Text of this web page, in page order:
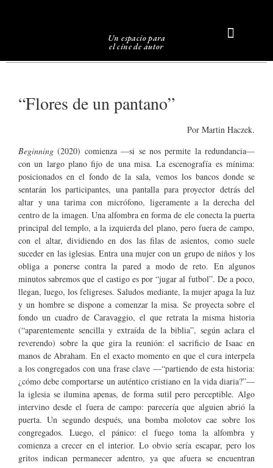
Un espacio para
el cine de autor
“Flores de un pantano”
Por Martin Haczek.
Beginning (2020) comienza —si se nos permite la redundancia—
con un largo plano fijo de una misa. La escenografía es mínima:
posicionados en el fondo de la sala, vemos los bancos donde se
sentarán los participantes, una pantalla para proyector detrás del
altar y una tarima con micrófono, ligeramente a la derecha del
centro de la imagen. Una alfombra en forma de ele conecta la puerta
principal del templo, a la izquierda del plano, pero fuera de campo,
con el altar, dividiendo en dos las filas de asientos, como suele
suceder en las iglesias. Entra una mujer con un grupo de niños y los
obliga a ponerse contra la pared a modo de reto. En algunos
minutos sabremos que el castigo es por “jugar al futbol”. De a poco,
llegan, luego, los feligreses. Saludos mediante, la mujer apaga la luz
y un hombre se dispone a comenzar la misa. Se proyecta sobre el
fondo un cuadro de Caravaggio, el que retrata la misma historia
(“aparentemente sencilla y extraída de la biblia”, según aclara el
reverendo) sobre la que gira la reunión: el sacrificio de Isaac en
manos de Abraham. En el exacto momento en que el cura interpela
a los congregados con una frase clave —“partiendo de esta historia:
¿cómo debe comportarse un auténtico cristiano en la vida diaria?”—
la iglesia se ilumina apenas, de forma sutil pero perceptible. Algo
intervino desde el fuera de campo: parecería que alguien abrió la
puerta. Un segundo después, una bomba molotov cae sobre los
congregados. Luego, el pánico: el fuego toma la alfombra y
comienza a crecer en el interior. Lo obvio sería escapar, pero los
gritos indican permanecer adentro, ya que afuera se encuentran